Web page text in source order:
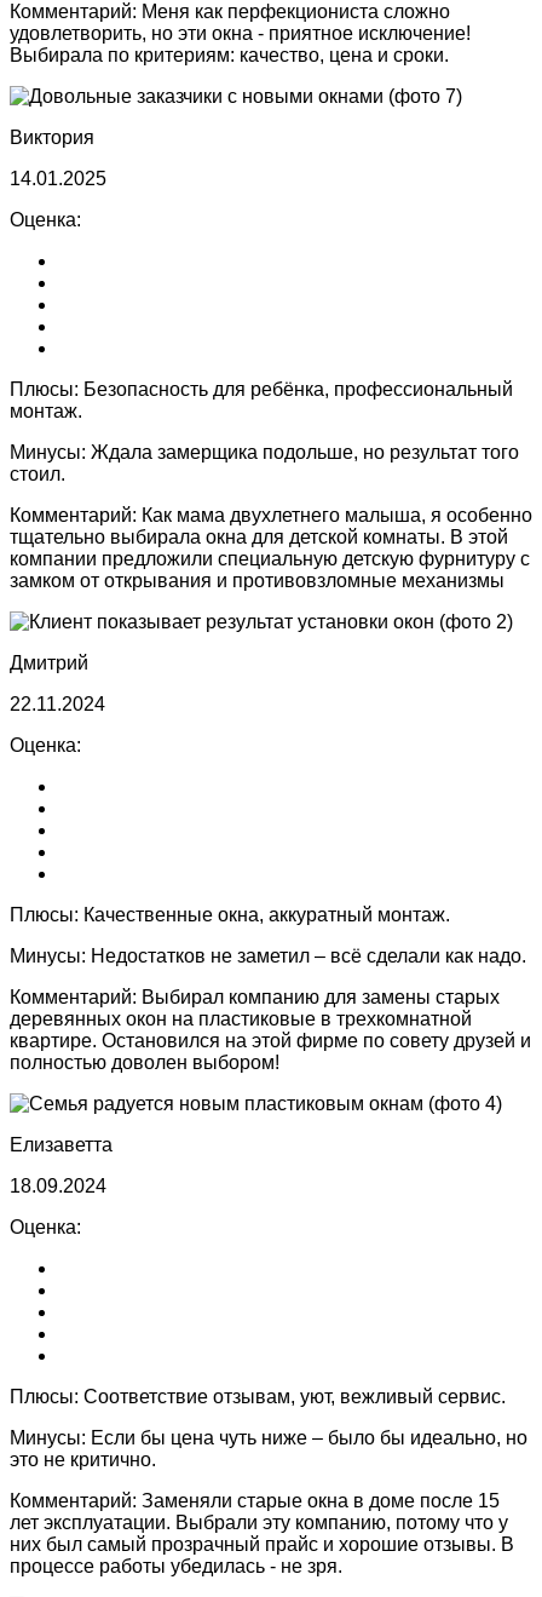
Комментарий: Меня как перфекциониста сложно
удовлетворить, но эти окна - приятное исключение!
Выбирала по критериям: качество, цена и сроки.
Виктория
14.01.2025
Оценка:
Плюсы: Безопасность для ребёнка, профессиональный
монтаж.
Минусы: Ждала замерщика подольше, но результат того
стоил.
Комментарий: Как мама двухлетнего малыша, я особенно
тщательно выбирала окна для детской комнаты. В этой
компании предложили специальную детскую фурнитуру с
замком от открывания и противовзломные механизмы
Дмитрий
22.11.2024
Оценка:
Плюсы: Качественные окна, аккуратный монтаж.
Минусы: Недостатков не заметил – всё сделали как надо.
Комментарий: Выбирал компанию для замены старых
деревянных окон на пластиковые в трехкомнатной
квартире. Остановился на этой фирме по совету друзей и
полностью доволен выбором!
Елизаветта
18.09.2024
Оценка:
Плюсы: Соответствие отзывам, уют, вежливый сервис.
Минусы: Если бы цена чуть ниже – было бы идеально, но
это не критично.
Комментарий: Заменяли старые окна в доме после 15
лет эксплуатации. Выбрали эту компанию, потому что у
них был самый прозрачный прайс и хорошие отзывы. В
процессе работы убедилась - не зря.